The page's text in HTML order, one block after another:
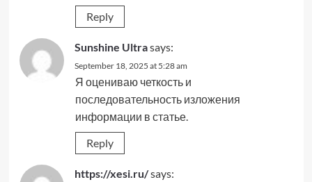
Reply
Sunshine Ultrasays:
September 18, 2025 at 5:28 am
Я оцениваю четкость и
последовательность изложения
информации в статье.
Reply
https://xesi.ru/says: